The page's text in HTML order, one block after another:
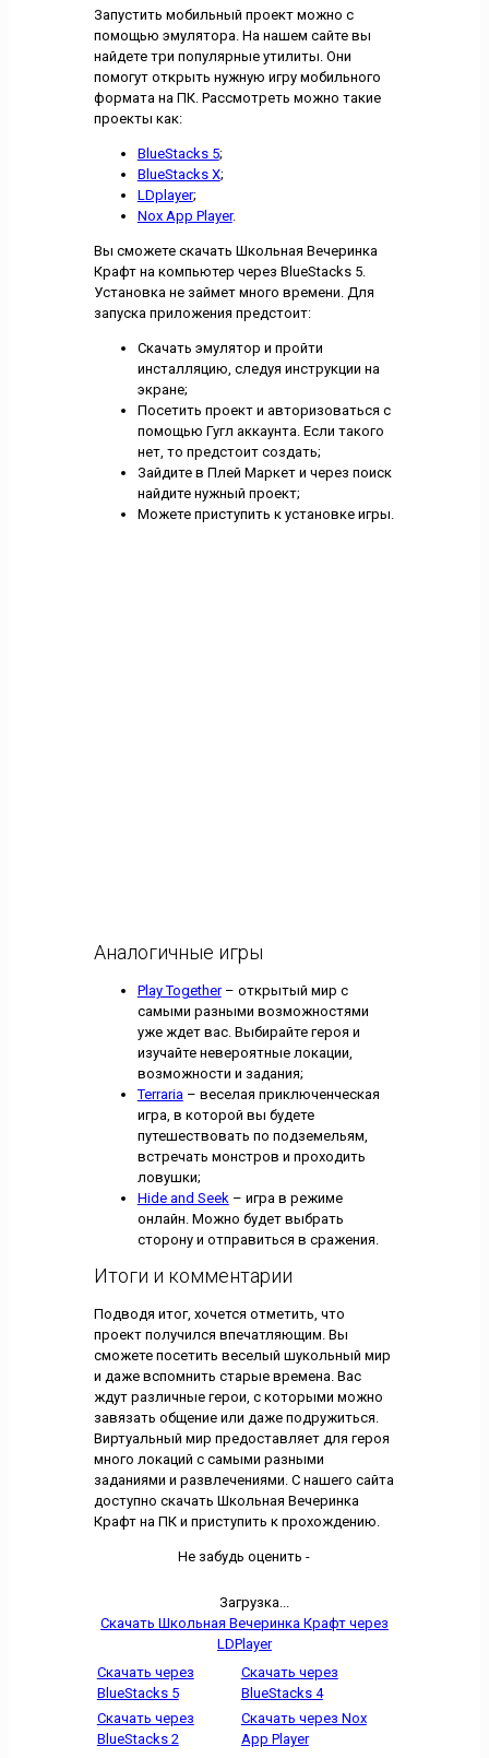
Запустить мобильный проект можно с
помощью эмулятора. На нашем сайте вы
найдете три популярные утилиты. Они
помогут открыть нужную игру мобильного
формата на ПК. Рассмотреть можно такие
проекты как:
BlueStacks 5;
BlueStacks X;
LDplayer;
Nox App Player.
Вы сможете скачать Школьная Вечеринка
Крафт на компьютер через BlueStacks 5.
Установка не займет много времени. Для
запуска приложения предстоит:
Скачать эмулятор и пройти
инсталляцию, следуя инструкции на
экране;
Посетить проект и авторизоваться с
помощью Гугл аккаунта. Если такого
нет, то предстоит создать;
Зайдите в Плей Маркет и через поиск
найдите нужный проект;
Можете приступить к установке игры.
Аналогичные игры
Play Together– открытый мир с
самыми разными возможностями
уже ждет вас. Выбирайте героя и
изучайте невероятные локации,
возможности и задания;
Terraria – веселая приключенческая
игра, в которой вы будете
путешествовать по подземельям,
встречать монстров и проходить
ловушки;
Hide and Seek – игра в режиме
онлайн. Можно будет выбрать
сторону и отправиться в сражения.
Итоги и комментарии
Подводя итог, хочется отметить, что
проект получился впечатляющим. Вы
сможете посетить веселый шукольный мир
и даже вспомнить старые времена. Вас
ждут различные герои, с которыми можно
завязать общение или даже подружиться.
Виртуальный мир предоставляет для героя
много локаций с самыми разными
заданиями и развлечениями. С нашего сайта
доступно скачать Школьная Вечеринка
Крафт на ПК и приступить к прохождению.
Не забудь оценить -
Загрузка...
Скачать Школьная Вечеринка Крафт через
LDPlayer
Скачать через
BlueStacks 5
Скачать через
BlueStacks 4
Скачать через
BlueStacks 2
Скачать через Nox
App Player